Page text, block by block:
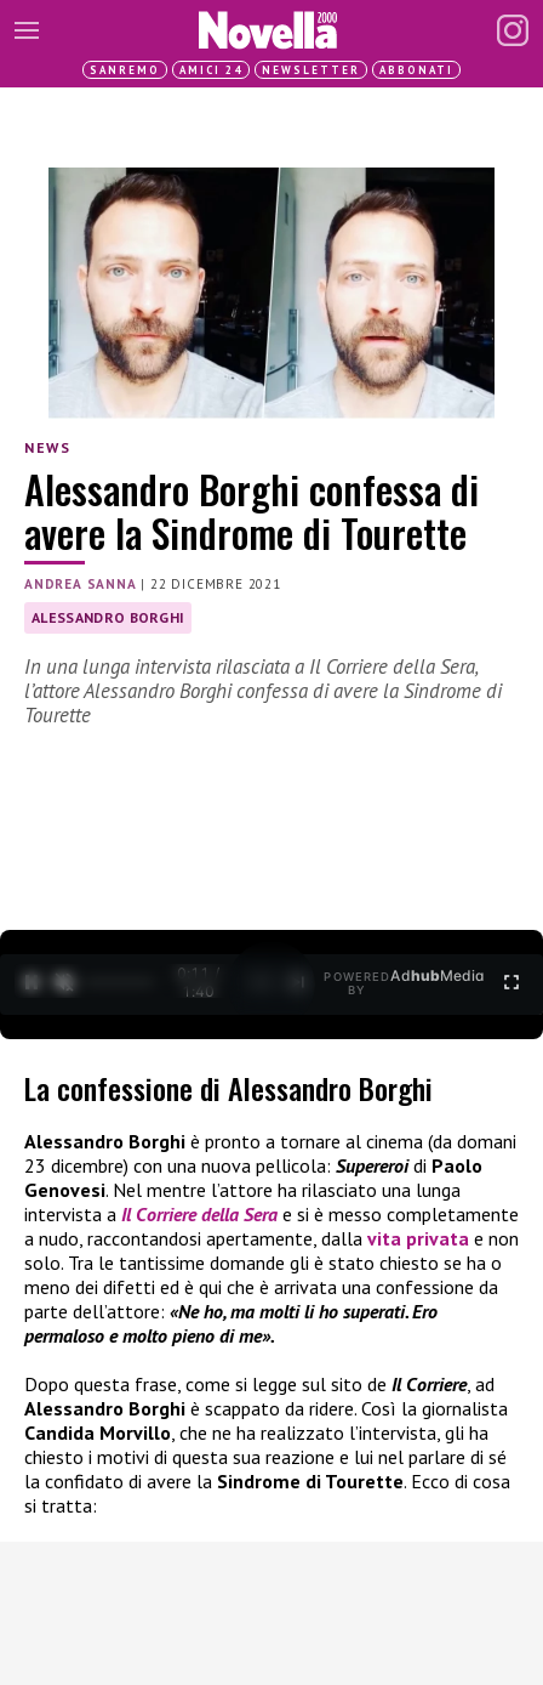
SANREMO AMICI 24 NEWSLETTER ABBONATI
NEWS
Alessandro Borghi confessa di
avere la Sindrome di Tourette
ANDREA SANNA |22 DICEMBRE 2021
ALESSANDRO BORGHI
In una lunga intervista rilasciata a Il Corriere della Sera,
l’attore Alessandro Borghi confessa di avere la Sindrome di
Tourette
0:12 /
1:40
POWERED
BY
AdhubMedia
La confessione di Alessandro Borghi
Alessandro Borghi è pronto a tornare al cinema (da domani
23 dicembre) con una nuova pellicola: Supereroidi Paolo
Genovesi. Nel mentre l’attore ha rilasciato una lunga
intervista a Il Corriere della Sera e si è messo completamente
a nudo, raccontandosi apertamente, dalla vita privata e non
solo. Tra le tantissime domande gli è stato chiesto se ha o
meno dei difetti ed è qui che è arrivata una confessione da
parte dell’attore: «Ne ho, ma molti li ho superati. Ero
permaloso e molto pieno di me».
Dopo questa frase, come si legge sul sito de Il Corriere, ad
Alessandro Borghi è scappato da ridere. Così la giornalista
Candida Morvillo, che ne ha realizzato l’intervista, gli ha
chiesto i motivi di questa sua reazione e lui nel parlare di sé
la confidato di avere la Sindrome di Tourette. Ecco di cosa
si tratta: